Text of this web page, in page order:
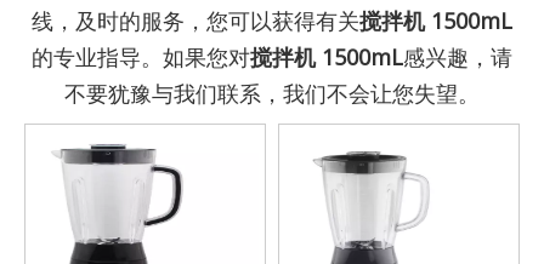
线，及时的服务，您可以获得有关搅拌机 1500mL
的专业指导。如果您对搅拌机 1500mL感兴趣，请
不要犹豫与我们联系，我们不会让您失望。